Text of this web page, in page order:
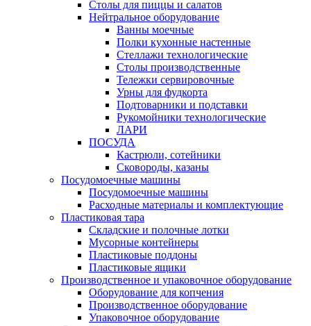
Столы для пиццы и салатов
Нейтральное оборудование
Ванны моечные
Полки кухонные настенные
Стеллажи технологические
Столы производственные
Тележки сервировочные
Урны для фудкорта
Подтоварники и подставки
Рукомойники технологические
ЛАРИ
ПОСУДА
Кастрюли, сотейники
Сковороды, казаны
Посудомоечные машины
Посудомоечные машины
Расходные материалы и комплектующие
Пластиковая тара
Складские и полочные лотки
Мусорные контейнеры
Пластиковые поддоны
Пластиковые ящики
Производственное и упаковочное оборудование
Оборудование для копчения
Производственное оборудование
Упаковочное оборудование